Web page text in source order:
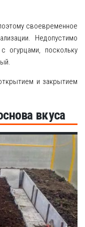
своевременное
Недопустимо
огурцами, поскольку
и закрытием
вкуса